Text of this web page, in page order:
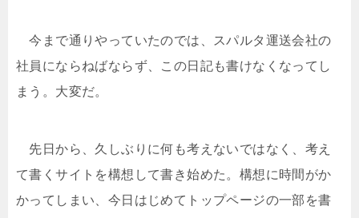
今まで通りやっていたのでは、スパルタ運送会社の
社員にならねばならず、この日記も書けなくなってし
まう。大変だ。
先日から、久しぶりに何も考えないではなく、考え
て書くサイトを構想して書き始めた。構想に時間がか
かってしまい、今日はじめてトップページの一部を書